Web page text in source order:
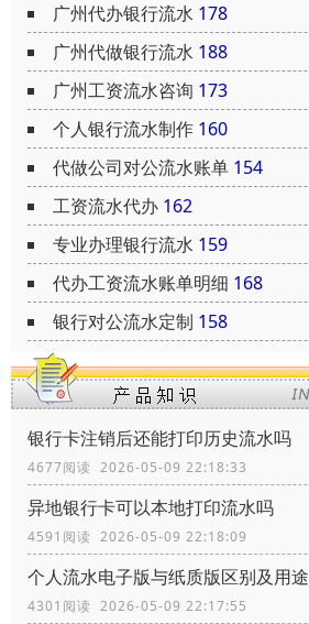
广州代办银行流水 178
广州代做银行流水 188
广州工资流水咨询 173
个人银行流水制作 160
代做公司对公流水账单 154
工资流水代办 162
专业办理银行流水 159
代办工资流水账单明细 168
银行对公流水定制 158
银行卡注销后还能打印历史流水吗
4677阅读 2026-05-09 22:18:33
异地银行卡可以本地打印流水吗
4591阅读 2026-05-09 22:18:09
个人流水电子版与纸质版区别及用途
4301阅读 2026-05-09 22:17:55